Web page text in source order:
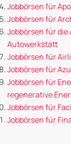
Jobbörsen für
Jobbörsen für
Jobbörsen für
Autowerkstatt
Jobbörsen für
Jobbörsen für
Jobbörsen für
regenerative
Jobbörsen für
Jobbörsen für